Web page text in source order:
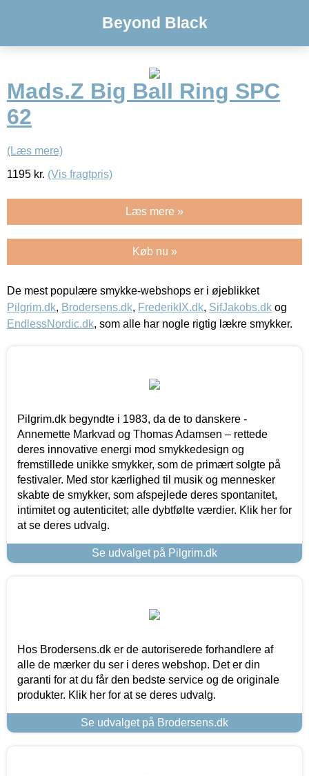
Beyond Black
Mads.Z Big Ball Ring SPC
62
(Læs mere)
1195 kr. (Vis fragtpris)
Læs mere »
Køb nu »
De mest populære smykke-webshops er i øjeblikket
Pilgrim.dk, Brodersens.dk, FrederikIX.dk, SifJakobs.dk og
EndlessNordic.dk, som alle har nogle rigtig lækre smykker.
Pilgrim.dk begyndte i 1983, da de to danskere -
Annemette Markvad og Thomas Adamsen – rettede
deres innovative energi mod smykkedesign og
fremstillede unikke smykker, som de primært solgte på
festivaler. Med stor kærlighed til musik og mennesker
skabte de smykker, som afspejlede deres spontanitet,
intimitet og autenticitet; alle dybtfølte værdier. Klik her for
at se deres udvalg.
Se udvalget på Pilgrim.dk
Hos Brodersens.dk er de autoriserede forhandlere af
alle de mærker du ser i deres webshop. Det er din
garanti for at du får den bedste service og de originale
produkter. Klik her for at se deres udvalg.
Se udvalget på Brodersens.dk